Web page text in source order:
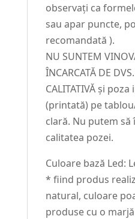
observați ca
sau apar puncte,
recomandată ).
NU SUNTEM
ÎNCARCATĂ DE
CALITATIVĂ și
(printată) pe
clară. Nu putem
calitatea pozei.
Culoare bază Led:
* fiind produs
natural, culoare
produse cu o marjă